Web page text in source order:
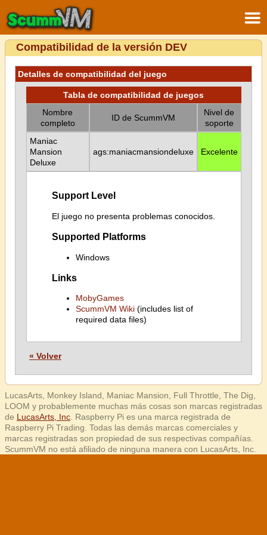
Compatibilidad de la versión DEV
Detalles de compatibilidad del juego
Tabla de compatibilidad de juegos
Nombre
completo
ID de ScummVM
Nivel de
soporte
Maniac
Mansion
Deluxe
ags:maniacmansiondeluxe Excelente
Support Level
El juego no presenta problemas conocidos.
Supported Platforms
Windows
Links
MobyGames
ScummVM Wiki(includes list of
required data files)
« Volver
LucasArts, Monkey Island, Maniac Mansion, Full Throttle, The Dig,
LOOM y probablemente muchas más cosas son marcas registradas
de LucasArts, Inc . Raspberry Pi es una marca registrada de
Raspberry Pi Trading. Todas las demás marcas comerciales y
marcas registradas son propiedad de sus respectivas compañías.
ScummVM no está afiliado de ninguna manera con LucasArts, Inc.